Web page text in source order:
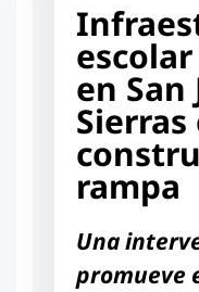
en San
Sierras
rampa
Una
promueve